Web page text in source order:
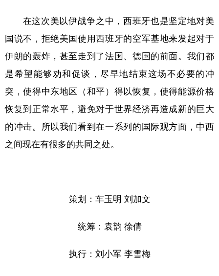
在这次美以伊战争之中，西班牙也是坚定地对美
国说不，拒绝美国使用西班牙的空军基地来发起对于
伊朗的轰炸，甚至走到了法国、德国的前面。我们都
是希望能够劝和促谈，尽早地结束这场不必要的冲
突，使得中东地区（和平）得以恢复，使得能源价格
恢复到正常水平，避免对于世界经济再造成新的巨大
的冲击。所以我们看到在一系列的国际观方面，中西
之间现在有很多的共同之处。
策划：车玉明 刘加文
统筹：袁韵 徐倩
执行：刘小军 李雪梅